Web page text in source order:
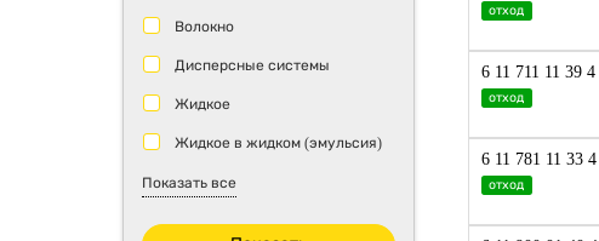
Волокно
Дисперсные системы
Жидкое
Жидкое в жидком (эмульсия)
Изделие из одного волокна
Изделие из одного материала
Показать все
отход
6 11 711 11 39 4
отход
6 11 781 11 33 4
отход